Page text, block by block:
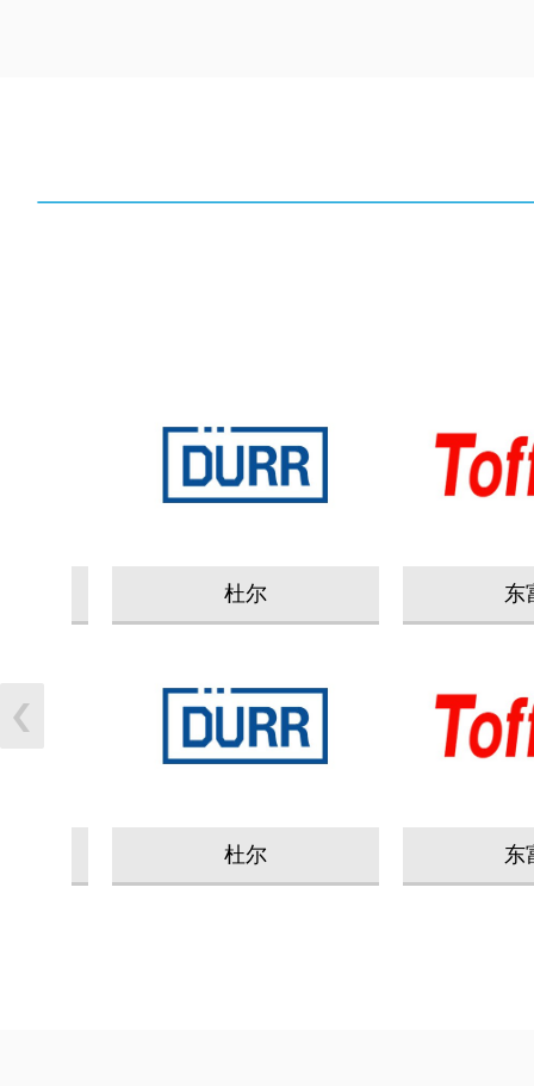
东富龙
东富龙